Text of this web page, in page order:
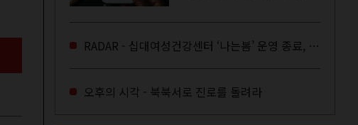
결정하는 심의기구인 최저임금
위원회에 대한 소식을 전하는 기
RADAR - 십대여성건강센터 ‘나는봄’ 운영 종료, 약자로부터 멀어지는 도시
오후의 시각 - 북북서로 진로를 돌려라